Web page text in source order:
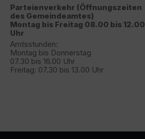
Parteienverkehr (Öffnungszeiten
des Gemeindeamtes)
Montag bis Freitag 08.00 bis 12.00
Uhr
Amtsstunden:
Montag bis Donnerstag
07.30 bis 16.00 Uhr
Freitag: 07.30 bis 13.00 Uhr